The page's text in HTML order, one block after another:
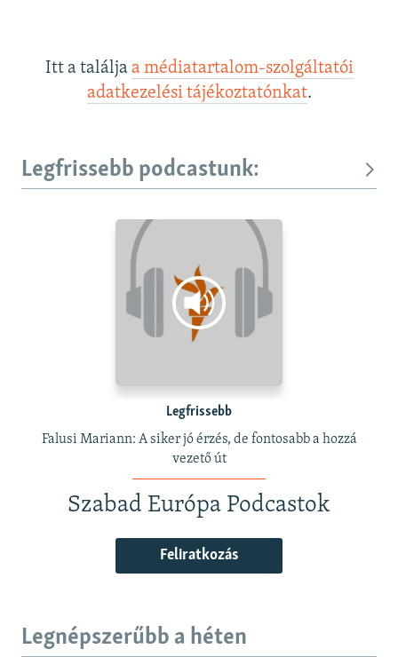
Itt a találja a médiatartalom-szolgáltatói
adatkezelési tájékoztatónkat.
Legfrissebb podcastunk:
Legfrissebb
Falusi Mariann: A siker jó érzés, de fontosabb a hozzá
vezető út
Szabad Európa Podcastok
Feliratkozás
Legnépszerűbb a héten